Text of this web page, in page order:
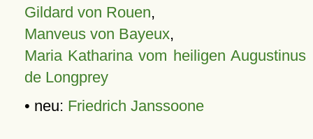
Gildard von Rouen,
Manveus von Bayeux,
Maria Katharina vom heiligen Augustinus
de Longprey
• neu: Friedrich Janssoone